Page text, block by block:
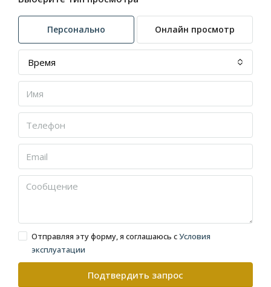
Персонально Онлайн просмотр
Время
Отправляя эту форму, я соглашаюсь сУсловия
эксплуатации
Подтвердить запрос